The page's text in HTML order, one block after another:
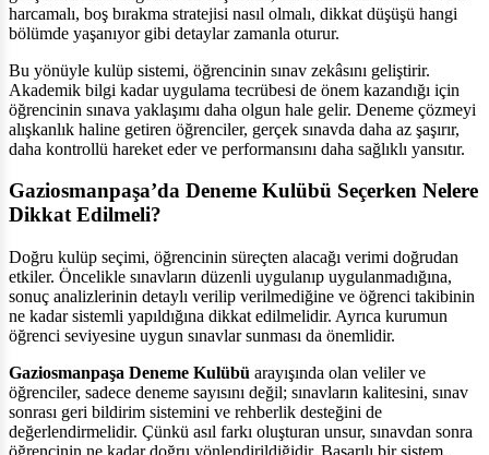
harcamalı, boş bırakma stratejisi nasıl olmalı, dikkat düşüşü hangi
bölümde yaşanıyor gibi detaylar zamanla oturur.
Bu yönüyle kulüp sistemi, öğrencinin sınav zekâsını geliştirir.
Akademik bilgi kadar uygulama tecrübesi de önem kazandığı için
öğrencinin sınava yaklaşımı daha olgun hale gelir. Deneme çözmeyi
alışkanlık haline getiren öğrenciler, gerçek sınavda daha az şaşırır,
daha kontrollü hareket eder ve performansını daha sağlıklı yansıtır.
Gaziosmanpaşa’da Deneme Kulübü Seçerken Nelere
Dikkat Edilmeli?
Doğru kulüp seçimi, öğrencinin süreçten alacağı verimi doğrudan
etkiler. Öncelikle sınavların düzenli uygulanıp uygulanmadığına,
sonuç analizlerinin detaylı verilip verilmediğine ve öğrenci takibinin
ne kadar sistemli yapıldığına dikkat edilmelidir. Ayrıca kurumun
öğrenci seviyesine uygun sınavlar sunması da önemlidir.
Gaziosmanpaşa Deneme Kulübü arayışında olan veliler ve
öğrenciler, sadece deneme sayısını değil; sınavların kalitesini, sınav
sonrası geri bildirim sistemini ve rehberlik desteğini de
değerlendirmelidir. Çünkü asıl farkı oluşturan unsur, sınavdan sonra
öğrencinin ne kadar doğru yönlendirildiğidir. Başarılı bir sistem,